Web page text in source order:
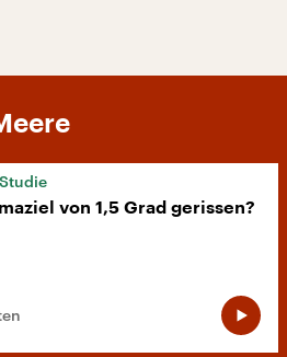
von 1,5 Grad gerissen?